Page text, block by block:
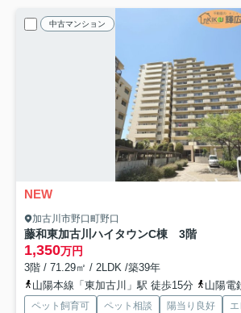
中古マンション
NEW
加古川市野口町野口
藤和東加古川ハイタウンC棟 3階
1,350万円
3階 / 71.29㎡ / 2LDK /築39年
山陽本線「東加古川」駅 徒歩15分
山陽電鉄
ペット飼育可 ペット相談 陽当り良好